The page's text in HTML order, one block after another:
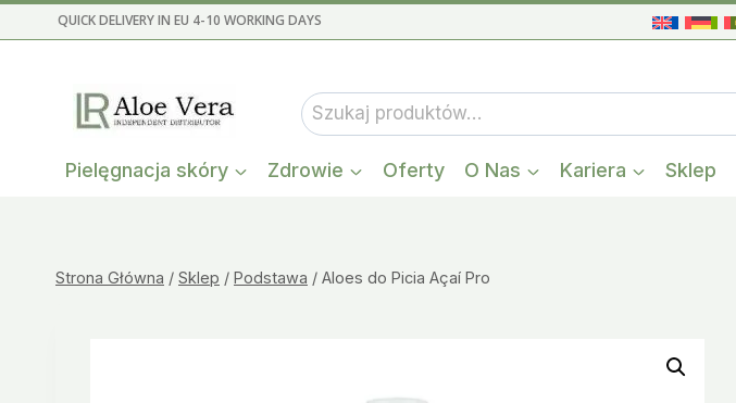
Przejdź
do
QUICK DELIVERY IN EU 4-10 WORKING DAYS
Szukaj:
Pielęgnacja skóry Zdrowie Oferty O Nas Kariera Sklep
Strona Główna / Sklep / Podstawa / Aloes do Picia Açaí Pro